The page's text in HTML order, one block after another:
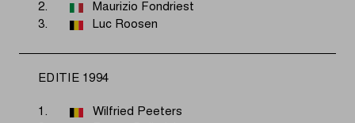
2.
Maurizio Fondriest
3.
Luc Roosen
EDITIE 1994
1.
Wilfried Peeters